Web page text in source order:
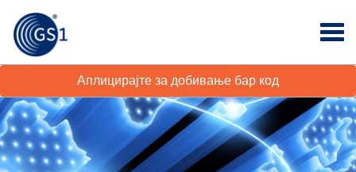
Аплицирајте за добивање бар код